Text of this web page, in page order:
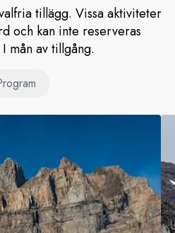
tillägg. Vissa aktiviteter
och kan inte reserveras
mån av tillgång.